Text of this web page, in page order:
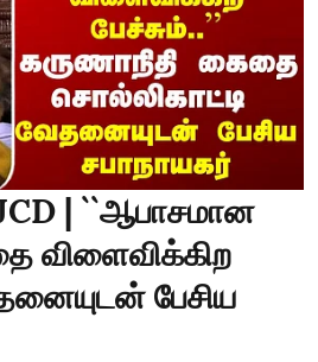
| ``ஆபாசமான
விளைவிக்கிற
பேசிய